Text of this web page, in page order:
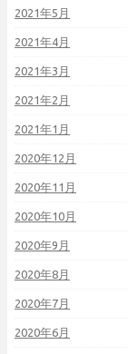
2021年5月
2021年4月
2021年3月
2021年2月
2021年1月
2020年12月
2020年11月
2020年10月
2020年9月
2020年8月
2020年7月
2020年6月